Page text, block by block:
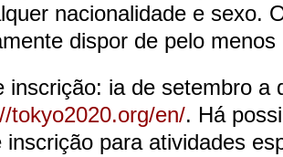
nacionalidade e sexo.
dispor de pelo
inscrição: ia de setembro a
tokyo2020.org/en/. Há
inscrição para atividades